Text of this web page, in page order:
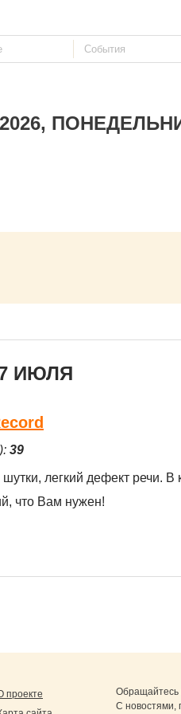
ИЮЛЯ
39
легкий дефект речи. В
что Вам нужен!
проекте
Обращайтесь
С новостями,